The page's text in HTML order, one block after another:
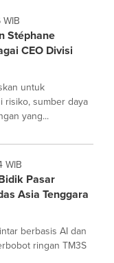
Stéphane
CEO Divisi
untuk
risiko, sumber daya
yang...
WIB
Pasar
Asia Tenggara
berbasis AI dan
ringan TM3S